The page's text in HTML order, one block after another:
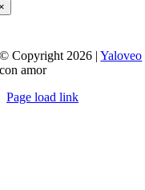
© Copyright 2026 |Yaloveo
con amor
Page load link